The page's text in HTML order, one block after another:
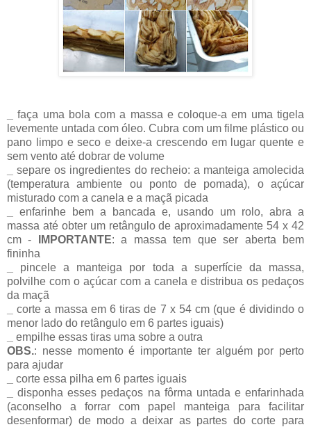
faça uma bola com a massa e coloque-a em uma tigela
levemente untada com óleo. Cubra com um filme plástico ou
pano limpo e seco e deixe-a crescendo em lugar quente e
sem vento até dobrar de volume
separe os ingredientes do recheio: a manteiga amolecida
(temperatura ambiente ou ponto de pomada), o açúcar
misturado com a canela e a maçã picada
enfarinhe bem a bancada e, usando um rolo, abra a
massa até obter um retângulo de aproximadamente 54 x 42
cm -
IMPORTANTE: a massa tem que ser aberta bem
fininha
pincele a manteiga por toda a superfície da massa,
polvilhe com o açúcar com a canela e distribua os pedaços
da maçã
corte a massa em 6 tiras de 7 x 54 cm (que é dividindo o
menor lado do retângulo em 6 partes iguais)
empilhe essas tiras uma sobre a outra
OBS.: nesse momento é importante ter alguém por perto
para ajudar
corte essa pilha em 6 partes iguais
disponha esses pedaços na fôrma untada e enfarinhada
(aconselho a forrar com papel manteiga para facilitar
desenformar) de modo a deixar as partes do corte para